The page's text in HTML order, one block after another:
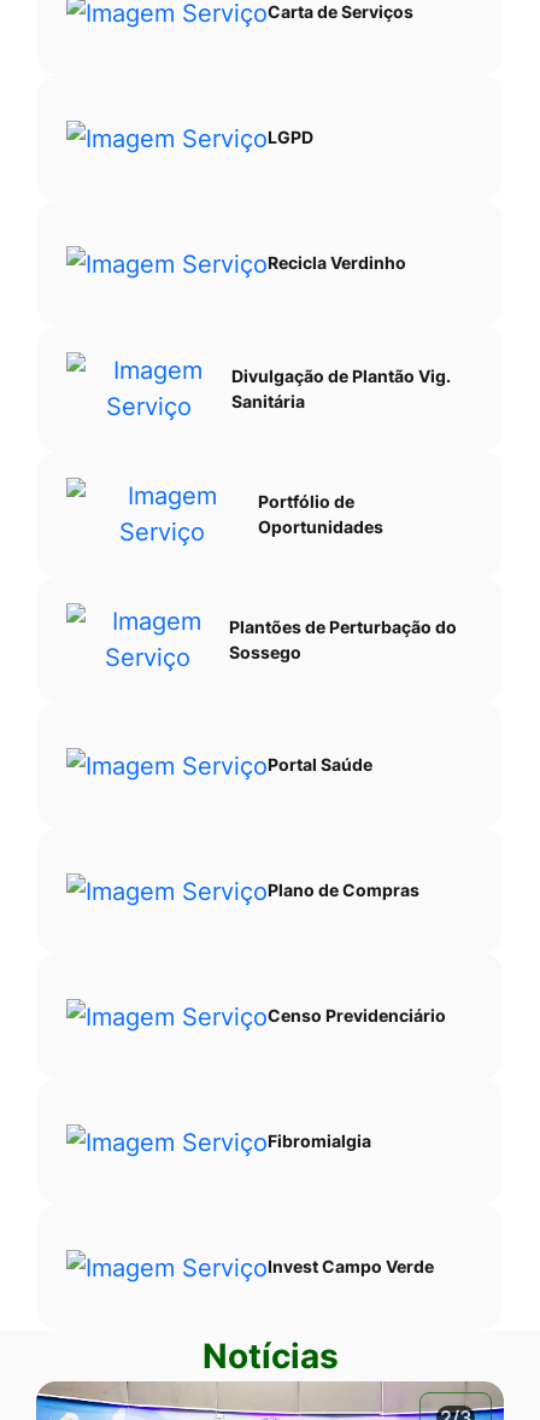
Carta de Serviços
LGPD
Recicla Verdinho
Divulgação de Plantão Vig.
Sanitária
Portfólio de
Oportunidades
Plantões de Perturbação do
Sossego
Portal Saúde
Plano de Compras
Censo Previdenciário
Fibromialgia
Invest Campo Verde
Notícias